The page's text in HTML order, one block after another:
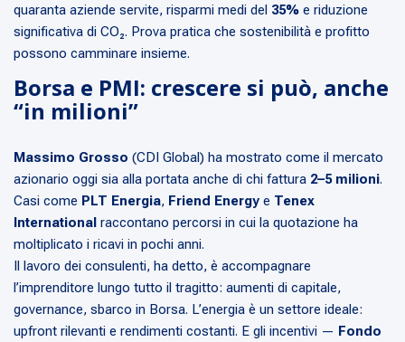
quaranta aziende servite, risparmi medi del 35% e riduzione
significativa di CO₂. Prova pratica che sostenibilità e profitto
possono camminare insieme.
Borsa e PMI: crescere si può, anche
“in milioni”
Massimo Grosso (CDI Global) ha mostrato come il mercato
azionario oggi sia alla portata anche di chi fattura 2–5 milioni.
Casi come PLT Energia, Friend Energy e Tenex
International raccontano percorsi in cui la quotazione ha
moltiplicato i ricavi in pochi anni.
Il lavoro dei consulenti, ha detto, è accompagnare
l’imprenditore lungo tutto il tragitto: aumenti di capitale,
governance, sbarco in Borsa. L’energia è un settore ideale:
upfront rilevanti e rendimenti costanti. E gli incentivi — Fondo